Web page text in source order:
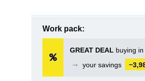
Work pack:
GREAT DEAL buying
➞
your savings